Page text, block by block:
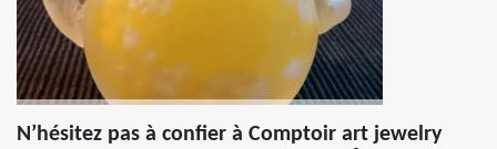
N’hésitez pas à confier à Comptoir art jewelry